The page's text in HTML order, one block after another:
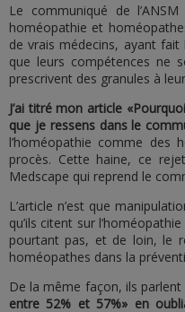
Le communiqué de
homéopathie et
de vrais médecins, ayant
que leurs compétences ne
prescrivent des granules à
J’ai titré mon article
que je ressens dans le
l’homéopathie comme des
procès. Cette haine, ce
Medscape qui reprend le
L’article n’est que
qu’ils citent sur
pourtant pas, et de loin, le
homéopathes dans la
De la même façon, ils parlent
entre 52% et 57%» en